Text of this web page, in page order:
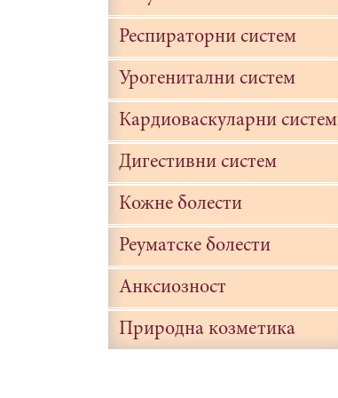
Респираторни систем
Урогенитални систем
Кардиоваскуларни систем
Дигестивни систем
Кожне болести
Реуматске болести
Анксиозност
Природна козметика